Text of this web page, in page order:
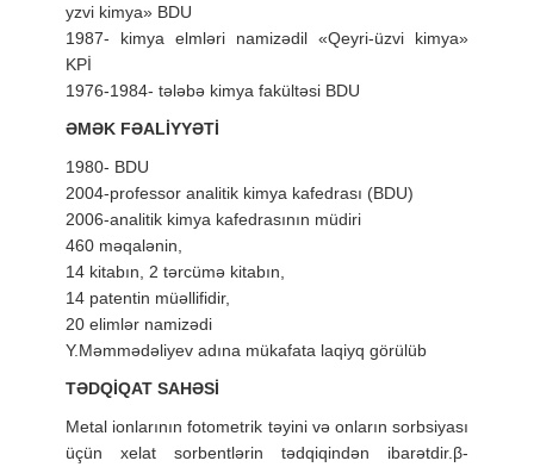
yzvi kimya» BDU
1987- kimya elmləri namizədil «Qeyri-üzvi kimya»
KPİ
1976-1984- tələbə kimya fakültəsi BDU
ƏMƏK FƏALİYYƏTİ
1980- BDU
2004-professor analitik kimya kafedrası (BDU)
2006-analitik kimya kafedrasının müdiri
460 məqalənin,
14 kitabın, 2 tərcümə kitabın,
14 patentin müəllifidir,
20 elimlər namizədi
Y.Məmmədəliyev adına mükafata laqiyq görülüb
TƏDQİQAT SAHƏSİ
Metal ionlarının fotometrik təyini və onların sorbsiyası
üçün xelat sorbentlərin tədqiqindən ibarətdir.β-